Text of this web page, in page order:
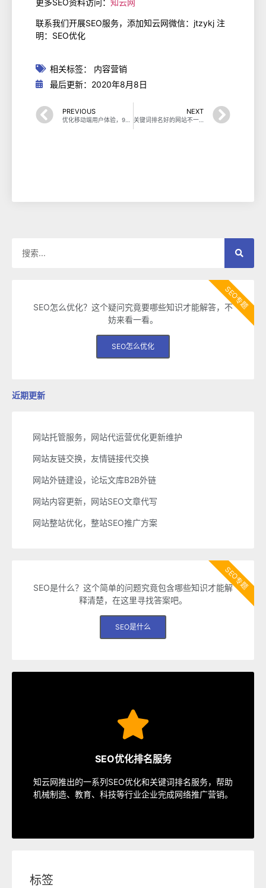
更多SEO资料访问： 知云网
联系我们开展SEO服务，添加知云网微信：jtzykj 注
明：SEO优化
相关标签：
内容营销
最后更新：2020年8月8日
PREVIOUS NEXT
关键词排名好的网站不一定推广也好
SEO怎么优化？这个疑问究竟要哪些知识才能解答，不
妨来看一看。
SEO怎么优化
SEO专题
近期更新
网站托管服务，网站代运营优化更新维护
网站友链交换，友情链接代交换
网站外链建设，论坛文库B2B外链
网站内容更新，网站SEO文章代写
网站整站优化，整站SEO推广方案
SEO是什么？这个简单的问题究竟包含哪些知识才能解
释清楚，在这里寻找答案吧。
SEO是什么
SEO专题
SEO优化排名服务
知云网推出的一系列SEO优化和关键词排名服务，帮助
机械制造、教育、科技等行业企业完成网络推广营销。
SEO服务中心
速排名等多种服务，从容应对各种优化需求。
SEO服务
标签